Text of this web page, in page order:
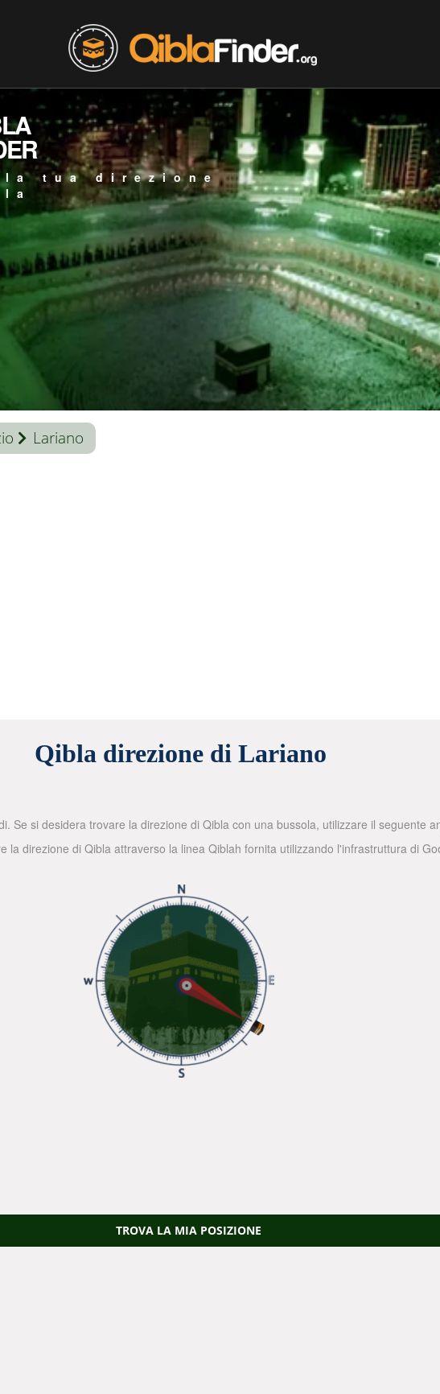
la tua direzione
Lariano
Qibla direzione di Lariano
Se si desidera trovare la direzione di Qibla con una bussola, utilizzare il seguente
la direzione di Qibla attraverso la linea Qiblah fornita utilizzando l'infrastruttura di
TROVA LA MIA POSIZIONE